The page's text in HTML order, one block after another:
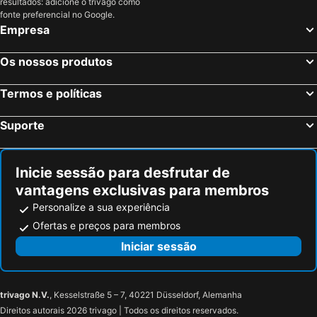
Mykonos-Town, Sul do Mar Egeu Hotéis
Ixia, Sul do Mar Egeu Hotéis
Corfu-Cidade, Ilhas Jônicas ou Jónicas Hotéis
Oia, Sul do Mar Egeu Hotéis
fonte preferencial no Google.
Empresa
Os nossos produtos
Termos e políticas
Suporte
Inicie sessão para desfrutar de
vantagens exclusivas para membros
Personalize a sua experiência
Ofertas e preços para membros
Iniciar sessão
trivago N.V., Kesselstraße 5 – 7, 40221 Düsseldorf, Alemanha
Direitos autorais 2026 trivago | Todos os direitos reservados.